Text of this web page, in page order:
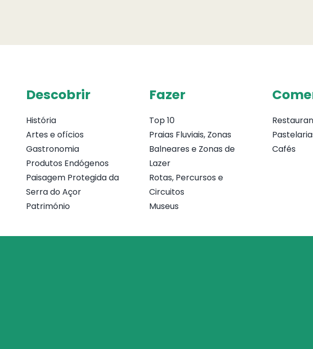
Descobrir
História
Artes e ofícios
Gastronomia
Produtos Endógenos
Paisagem Protegida da
Serra do Açor
Património
Fazer
Top 10
Praias Fluviais, Zonas
Balneares e Zonas de
Lazer
Rotas, Percursos e
Circuitos
Museus
Cafés